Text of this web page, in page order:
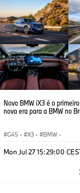
Novo BMW iX3 é o
nova era para a BMW no
G45 · X3 · BMW ·
Mon Jul 27 15:29:00